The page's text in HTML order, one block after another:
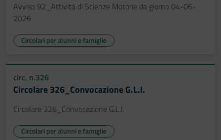
Avviso 92_Attività di Scienze Motorie da giorno 04-06-
2026
Circolari per alunni e famiglie
circ. n.326
Circolare 326_Convocazione G.L.I.
Circolare 326_Convocazione G.L.I.
Circolari per alunni e famiglie